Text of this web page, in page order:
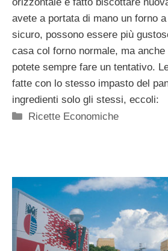
avete a portata di mano un forno
sicuro, possono essere più
casa col forno normale, ma anche
potete sempre fare un tentativo.
fatte con lo stesso impasto del
ingredienti solo gli stessi, eccoli:
Categorie
Ricette Economiche